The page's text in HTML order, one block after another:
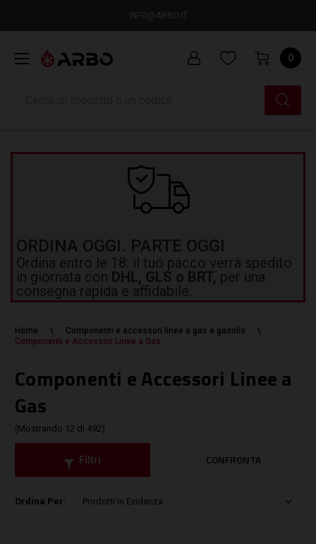
INFO@ARBO.IT
0
ORDINA OGGI. PARTE OGGI
Ordina entro le 18: il tuo pacco verrà spedito
in giornata con DHL, GLS o BRT, per una
consegna rapida e affidabile.
Home
Componenti e accessori linee a gas e gasolio
Componenti e Accessori Linee a Gas
Componenti e Accessori Linee a
Gas
(Mostrando 12 di 492)
Filtri CONFRONTA
Ordina Per: